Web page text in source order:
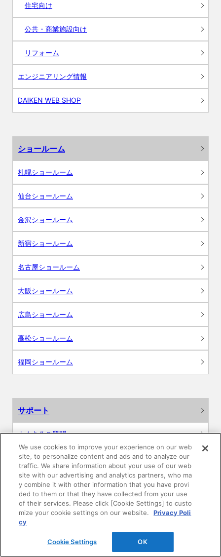
住宅向け
公共・商業施設向け
リフォーム
エンジニアリング情報
DAIKEN WEB SHOP
ショールーム
札幌ショールーム
仙台ショールーム
金沢ショールーム
新宿ショールーム
名古屋ショールーム
大阪ショールーム
広島ショールーム
高松ショールーム
福岡ショールーム
サポート
よくあるご質問
カタログ閲覧・資料請求
各種データダウンロード
WEB見積・各種シミュレーション
交換用部品の購入
We use cookies to improve your experience on our web
site, to personalize content and ads and to analyze our
traffic. We share information about your use of our web
site with our advertising and analytics partners, who ma
y combine it with other information that you have provi
ded to them or that they have collected from your use
of their services. Please click [Cookie Settings] to custo
mize your cookie settings on our website.
Privacy Poli
cy
Cookie Settings OK